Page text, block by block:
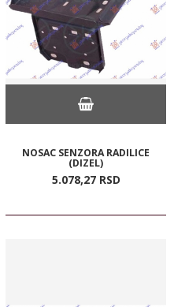
NOSAC SENZORA RADILICE
(DIZEL)
5.078,27 RSD